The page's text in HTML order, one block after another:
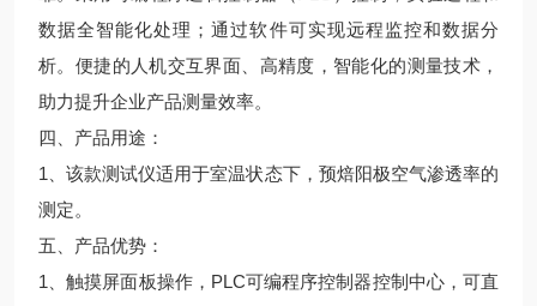
数据全智能化处理；通过软件可实现远程监控和数据分
析。便捷的人机交互界面、高精度，智能化的测量技术，
助力提升企业产品测量效率。
四、产品用途：
1、该款测试仪适用于室温状态下，预焙阳极空气渗透率的
测定。
五、产品优势：
1、触摸屏面板操作，PLC可编程序控制器控制中心，可直